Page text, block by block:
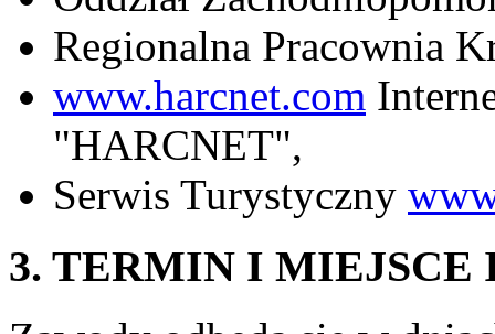
Regionalna Pracownia
www.harcnet.com
"HARCNET",
Serwis Turystyczny
3. TERMIN I MIEJSCE